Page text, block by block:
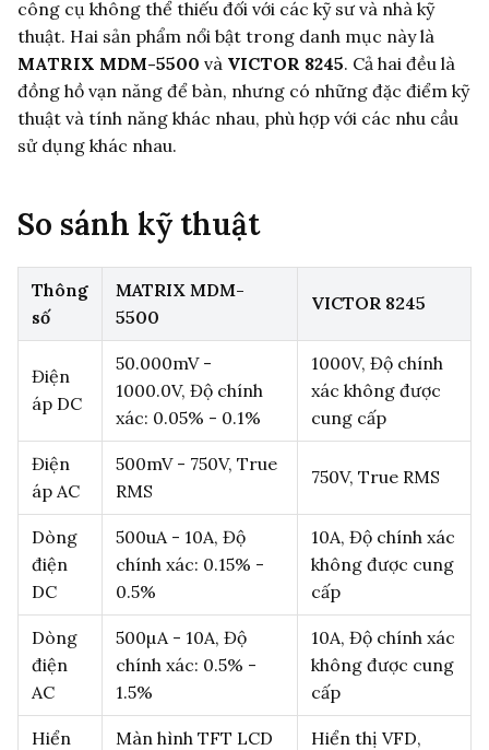
công cụ không thể thiếu đối với các kỹ sư và nhà kỹ
thuật. Hai sản phẩm nổi bật trong danh mục này là
MATRIX MDM-5500 và VICTOR 8245. Cả hai đều là
đồng hồ vạn năng để bàn, nhưng có những đặc điểm kỹ
thuật và tính năng khác nhau, phù hợp với các nhu cầu
sử dụng khác nhau.
So sánh kỹ thuật
Thông
số
MATRIX MDM-
5500
VICTOR 8245
Điện
áp DC
50.000mV -
1000.0V, Độ chính
xác: 0.05% - 0.1%
1000V, Độ chính
xác không được
cung cấp
Điện
áp AC
500mV - 750V, True
RMS
750V, True RMS
Dòng
điện
DC
500uA - 10A, Độ
chính xác: 0.15% -
0.5%
10A, Độ chính xác
không được cung
cấp
Dòng
điện
AC
500µA - 10A, Độ
chính xác: 0.5% -
1.5%
10A, Độ chính xác
không được cung
cấp
Hiển
Màn hình TFT LCD
Hiển thị VFD,